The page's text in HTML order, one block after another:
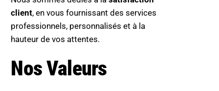
client, en vous fournissant des services
professionnels, personnalisés et à la
hauteur de vos attentes.
Nos Valeurs